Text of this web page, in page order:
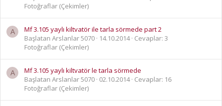
Fotoğraflar (Çekimler)
A
Mf 3.105 yaylı kiltvatör ile tarla sörmede part 2
Başlatan Arslanlar 5070
14.10.2014 Cevaplar: 3
Fotoğraflar (Çekimler)
A
Mf 3.105 yaylı kiltvatör le tarla sörmede
Başlatan Arslanlar 5070 02.10.2014 Cevaplar: 16
Fotoğraflar (Çekimler)